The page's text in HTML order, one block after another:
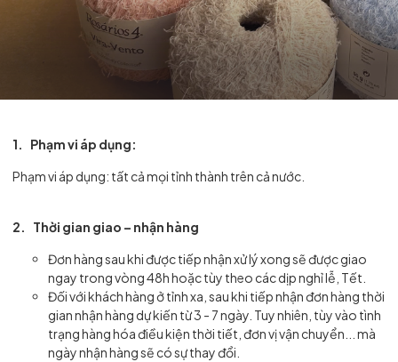
1. Phạm vi áp dụng:
Phạm vi áp dụng: tất cả mọi tỉnh thành trên cả nước.
2. Thời gian giao – nhận hàng
Đơn hàng sau khi được tiếp nhận xử lý xong sẽ được giao
ngay trong vòng 48h hoặc tùy theo các dịp nghỉ lễ, Tết.
Đối với khách hàng ở tỉnh xa, sau khi tiếp nhận đơn hàng thời
gian nhận hàng dự kiến từ 3 - 7 ngày. Tuy nhiên, tùy vào tình
trạng hàng hóa điều kiện thời tiết, đơn vị vận chuyển... mà
ngày nhận hàng sẽ có sự thay đổi.